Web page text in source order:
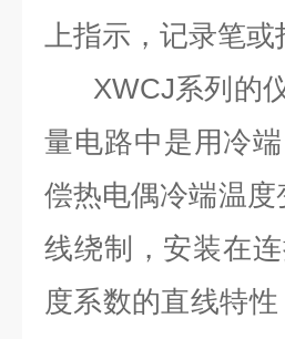
上指示，记录笔
XWCJ系列的仪
量电路中是用冷
偿热电偶冷端温
线绕制，安装在
度系数的直线特